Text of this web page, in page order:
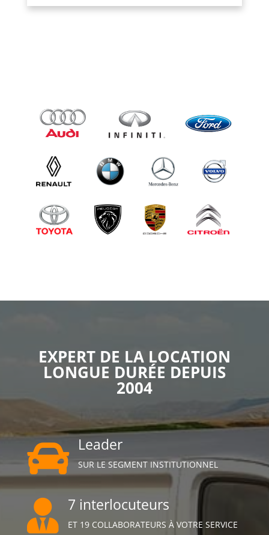
EXPERT DE LA LOCATION
LONGUE DURÉE DEPUIS
2004
 Leader
SUR LE SEGMENT INSTITUTIONNEL
 7 interlocuteurs
ET 19 COLLABORATEURS À VOTRE SERVICE